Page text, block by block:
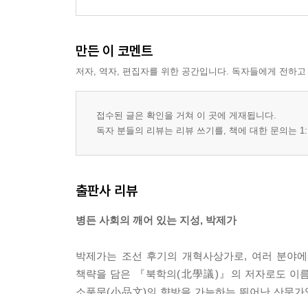
만든 이 코멘트
저자, 역자, 편집자를 위한 공간입니다. 독자들에게 전하
접수된 글은 확인을 거쳐 이 곳에 게재됩니다.
독자 분들의 리뷰는 리뷰 쓰기를, 책에 대한 문의는
출판사 리뷰
병든 사회의 깨어 있는 지성, 박제가
박제가는 조선 후기의 개혁사상가로, 여러 분야
책략을 담은 『북학의(北學議)』의 저자로도 이
소품문(小品文)의 향방을 가늠하는 뛰어난 산문